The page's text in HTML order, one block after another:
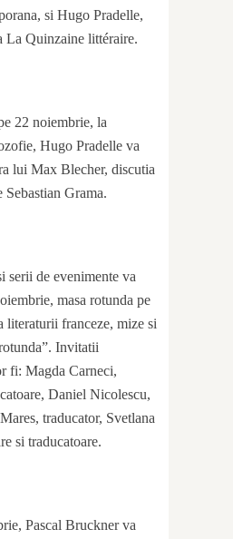
si Hugo Pradelle,
La Quinzaine littéraire.
22 noiembrie, la
Hugo Pradelle va
lui Max Blecher, discutia
Grama.
serii de evenimente va
masa rotunda pe
literaturii franceze, mize si
Invitatii
fi: Magda Carneci,
Daniel Nicolescu,
traducator, Svetlana
si traducatoare.
Pascal Bruckner va